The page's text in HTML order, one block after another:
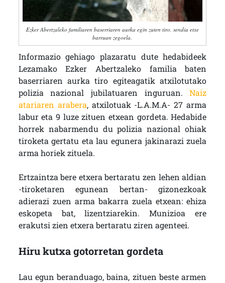
Ezker Abertzaleko familiaren baserriaren aurka egin zuten tiro, sendia etxe
barruan zegoela.
Informazio gehiago plazaratu dute hedabideek
Lezamako Ezker Abertzaleko familia baten
baserriaren aurka tiro egiteagatik atxilotutako
polizia nazional jubilatuaren inguruan.Naiz
atariaren arabera, atxilotuak -L.A.M.A- 27 arma
labur eta 9 luze zituen etxean gordeta. Hedabide
horrek nabarmendu du polizia nazional ohiak
tiroketa gertatu eta lau egunera jakinarazi zuela
arma horiek zituela.
Ertzaintza bere etxera bertaratu zen lehen aldian
-tiroketaren egunean bertan- gizonezkoak
adierazi zuen arma bakarra zuela etxean: ehiza
eskopeta bat, lizentziarekin. Munizioa ere
erakutsi zien etxera bertaratu ziren agenteei.
Hiru kutxa gotorretan gordeta
Lau egun beranduago, baina, zituen beste armen